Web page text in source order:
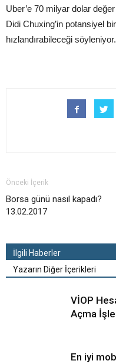
Uber’e 70 milyar dolar
Didi Chuxing’in potansiyel
hızlandırabileceği söyleniyor.
Önceki İçerik
Borsa günü nasıl kapadı?
13.02.2017
İlgili Haberler
Yazarın Diğer İçerikleri
VİOP
Açma
En iyi